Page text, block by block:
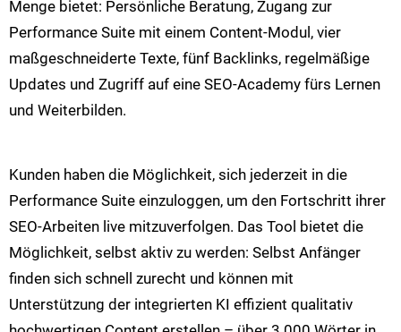
Menge bietet: Persönliche Beratung, Zugang zur
Performance Suite mit einem Content-Modul, vier
maßgeschneiderte Texte, fünf Backlinks, regelmäßige
Updates und Zugriff auf eine SEO-Academy fürs Lernen
und Weiterbilden.
Kunden haben die Möglichkeit, sich jederzeit in die
Performance Suite einzuloggen, um den Fortschritt ihrer
SEO-Arbeiten live mitzuverfolgen. Das Tool bietet die
Möglichkeit, selbst aktiv zu werden: Selbst Anfänger
finden sich schnell zurecht und können mit
Unterstützung der integrierten KI effizient qualitativ